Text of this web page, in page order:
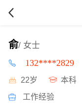
俞/ 女士
132****2829
22岁 本科
工作经验